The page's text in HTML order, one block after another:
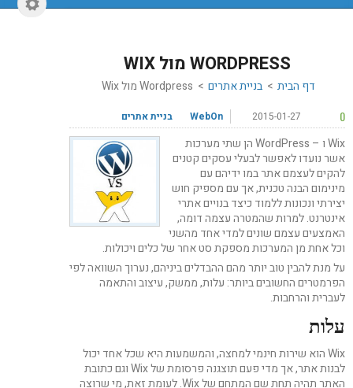
WORDPRESS מול WIX
דף הבית > בניית אתרים > Wordpress מול Wix
2015-01-27
WebOn בניית אתרים
0
Wix ו – WordPress הן שתי מערכות
אשר נועדו לאפשר לבעלי עסקים קטנים
להקים לעצמם אתר במו ידיהם עם
מינימום הבנה טכנית, אך עם מספיק חוש
יצירתי ונכונות ללמוד כיצד בנויים אתרי
אינטרנט. למרות שהמטרה עצמה דומה,
האמצעים עצמם שונים למדי אחד מהשני
וכל אחת מן המערכות מספקת סט אחר של כלים ויכולות.
על מנת להבין טוב יותר מהם ההבדלים ביניהם, נערוך השוואה לפי
הפרמטרים החשובים ביותר: עלות, ממשק, עיצוב והתאמה
לעברית והרחבות.
עלות
Wix הוא שירות חינמי למחצה, והמשמעות היא שכל אחד יכול
לבנות אתר, אך מדי פעם תוצגנה פרסומת של Wix וגם כתובת
האתר תהיה תחת שם המתחם של Wix. לעומת זאת, מי שרוצה